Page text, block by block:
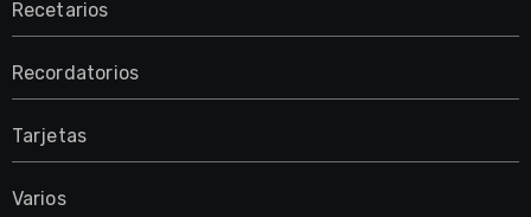
Recetarios
Recordatorios
Tarjetas
Varios